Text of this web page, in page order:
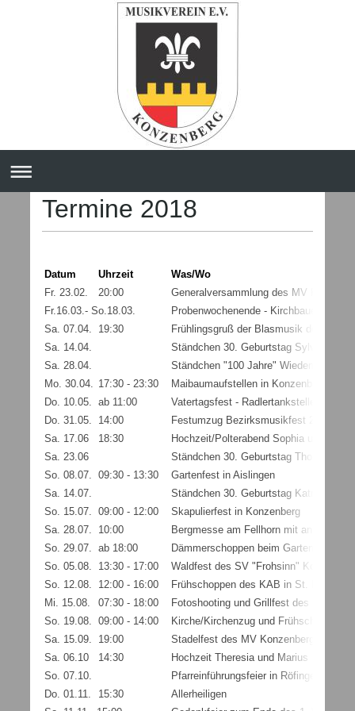
Termine 2018
Datum Uhrzeit
Was/Wo
Fr. 23.02.
20:00
Generalversammlung des MV
Fr.16.03.- So.18.03.
Probenwochenende - Kirchbauer in
Sa. 07.04.
19:30
Frühlingsgruß der Blasmusik des MVK
Sa. 14.04.
Ständchen 30. Geburtstag Sylvia
Sa. 28.04.
Ständchen "100 Jahre" Wiedemann
Mo. 30.04. 17:30 - 23:30
Maibaumaufstellen in Konzenberg
Do. 10.05. ab 11:00
Vatertagsfest - Radlertankstelle
Do. 31.05.
14:00
Festumzug Bezirksmusikfest 2018 in
Sa. 17.06
18:30
Hochzeit/Polterabend Sophia und
Sa. 23.06
Ständchen 30. Geburtstag Thomas
So. 08.07. 09:30 - 13:30
Gartenfest in Aislingen
Sa. 14.07.
Ständchen 30. Geburtstag Katrin Billich
So. 15.07. 09:00 - 12:00
Skapulierfest in Konzenberg
Sa. 28.07.
10:00
Bergmesse am Fellhorn mit
So. 29.07. ab 18:00
Dämmerschoppen beim Gartenfest in
So. 05.08.
13:30 - 17:00
Waldfest des SV "Frohsinn"
So. 12.08.
12:00 - 16:00
Frühschoppen des KAB in St. Martin
Mi. 15.08.
07:30 - 18:00
Fotoshooting und Grillfest des MV
So. 19.08. 09:00 - 14:00
Kirche/Kirchenzug und Frühschoppen
Sa. 15.09.
19:00
Stadelfest des MV Konzenberg im
Sa. 06.10
14:30
Hochzeit Theresia und Marius
So. 07.10.
Pfarreinführungsfeier in Röfingen
Do. 01.11.
15:30
Allerheiligen